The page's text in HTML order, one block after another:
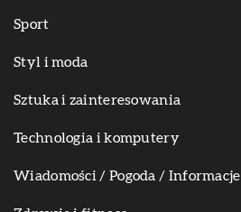
Sport
Styl i moda
Sztuka i zainteresowania
Technologia i komputery
Wiadomości / Pogoda / Informacje